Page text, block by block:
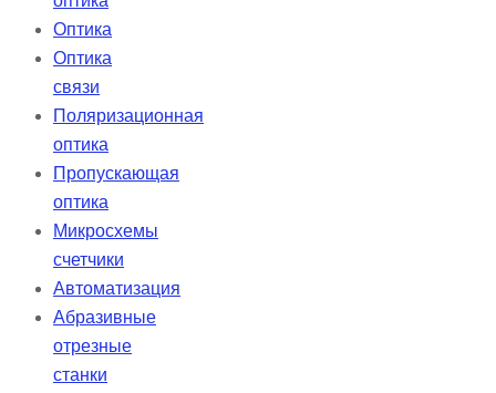
Оптика
Оптика
связи
Поляризационная
оптика
Пропускающая
оптика
Микросхемы
счетчики
Автоматизация
Абразивные
отрезные
станки